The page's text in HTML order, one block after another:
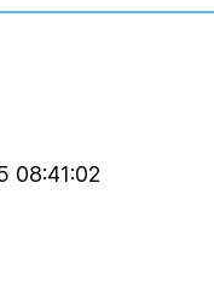
08:41:02